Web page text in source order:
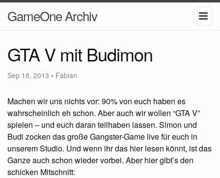
GameOne Archiv
GTA V mit Budimon
Sep 18, 2013 • Fabian
Machen wir uns nichts vor: 90% von euch haben es
wahrscheinlich eh schon. Aber auch wir wollen “GTAV”
spielen – und euch daran teilhaben lassen. Simon und
Budi zocken das große Gangster-Game live für euch in
unserem Studio. Und wenn ihr das hier lesen könnt, ist das
Ganze auch schon wieder vorbei. Aber hier gibt’s den
schicken Mitschnitt: